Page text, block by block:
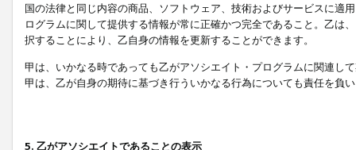
国の法律と同じ内容の商品、ソフトウェア、技術およびサービスに適
ログラムに関して提供する情報が常に正確かつ完全であること。乙は
択することにより、乙自身の情報を更新することができます。
甲は、いかなる時であっても乙がアソシエイト・プログラムに関連し
甲は、乙が自身の期待に基づき行ういかなる行為についても責任を負
5. 乙がアソシエイトであることの表示